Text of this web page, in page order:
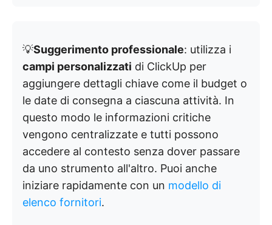
💡Suggerimento professionale: utilizza i
campi personalizzati di ClickUp per
aggiungere dettagli chiave come il budget o
le date di consegna a ciascuna attività. In
questo modo le informazioni critiche
vengono centralizzate e tutti possono
accedere al contesto senza dover passare
da uno strumento all'altro. Puoi anche
iniziare rapidamente con un modello di
elenco fornitori.